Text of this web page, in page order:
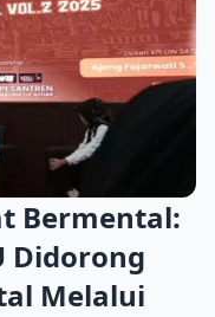
Bermental:
Didorong
Melalui